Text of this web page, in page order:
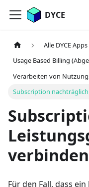
DYCE
Alle DYCE Apps
Usage Based Billing
Verarbeiten von
Subscription
verbinden
Für den Fall, dass